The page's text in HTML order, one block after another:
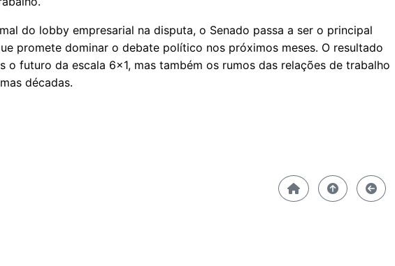
do lobby empresarial na disputa, o Senado passa a ser o principal
promete dominar o debate político nos próximos meses. O resultado
o futuro da escala 6x1, mas também os rumos das relações de trabalho
décadas.